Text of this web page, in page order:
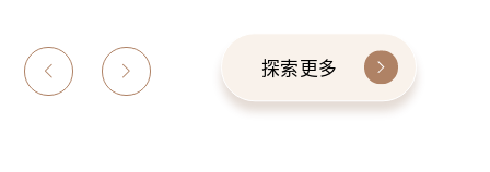
探索更多